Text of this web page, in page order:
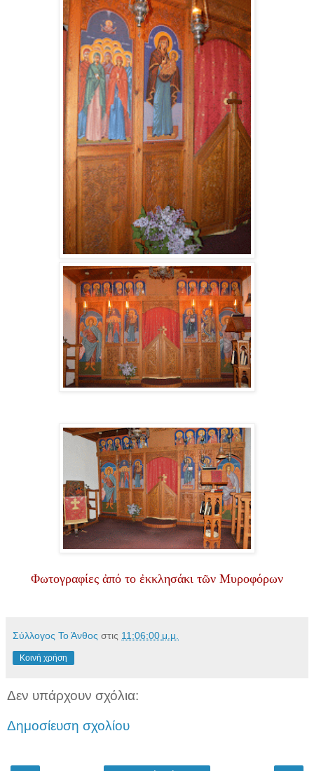
Φωτογραφίες ἀπό το ἐκκλησάκι τῶν Μυροφόρων
Σύλλογος Το Άνθος στις 11:06:00 μ.μ.
Κοινή χρήση
Δεν υπάρχουν σχόλια:
Δημοσίευση σχολίου